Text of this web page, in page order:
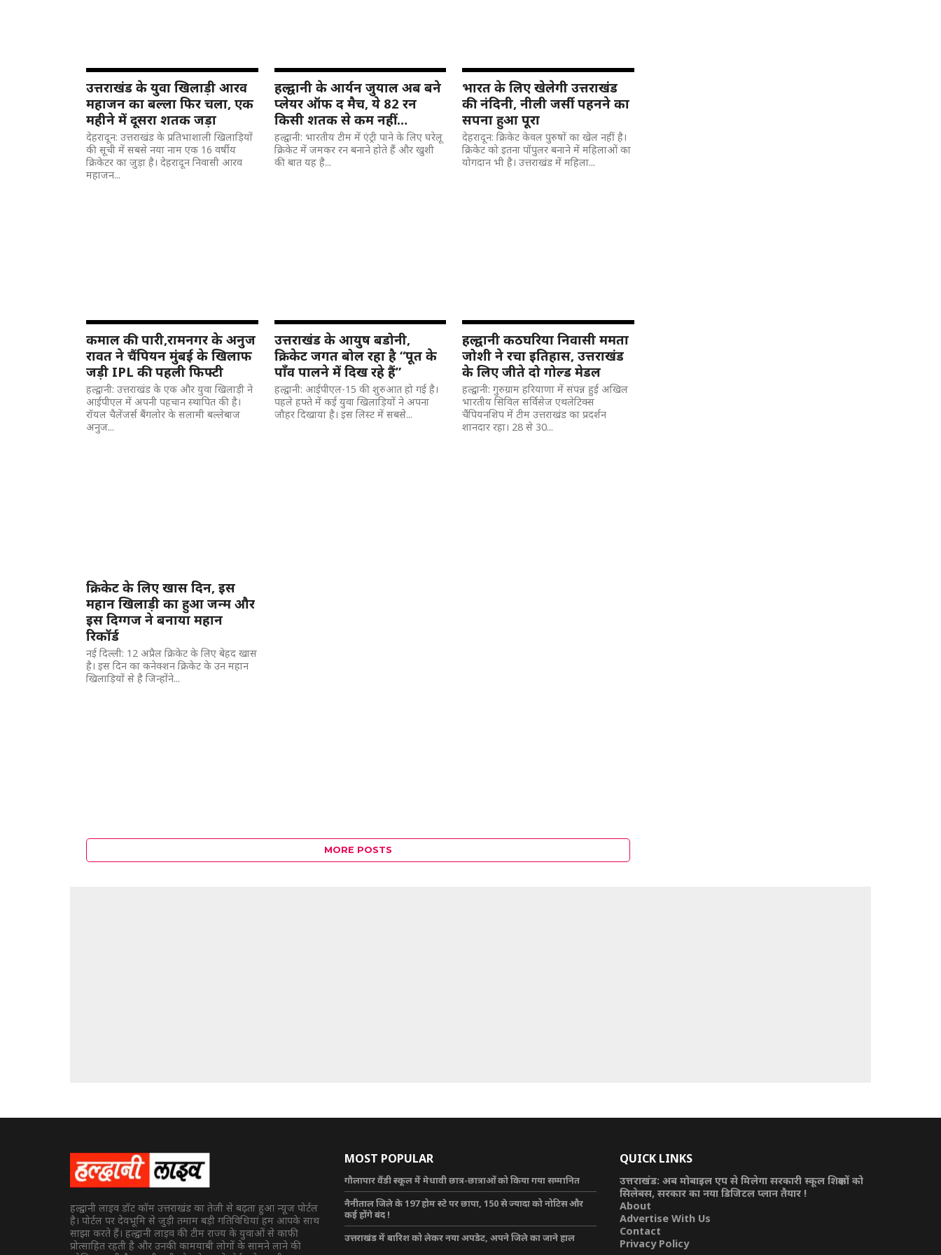
उत्तराखंड के युवा खिलाड़ी आरव
महाजन का बल्ला फिर चला, एक
महीने में दूसरा शतक जड़ा
देहरादून: उत्तराखंड के प्रतिभाशाली खिलाड़ियों
की सूची में सबसे नया नाम एक 16 वर्षीय
क्रिकेटर का जुड़ा है। देहरादून निवासी आरव
महाजन...
हल्द्वानी के आर्यन जुयाल अब बने
प्लेयर ऑफ द मैच, ये 82 रन
किसी शतक से कम नहीं…
हल्द्वानी: भारतीय टीम में एंट्री पाने के लिए घरेलू
क्रिकेट में जमकर रन बनाने होते हैं और खुशी
की बात यह है...
भारत के लिए खेलेगी उत्तराखंड
की नंदिनी, नीली जर्सी पहनने का
सपना हुआ पूरा
देहरादून: क्रिकेट केवल पुरुषों का खेल नहीं है।
क्रिकेट को इतना पॉपुलर बनाने में महिलाओं का
योगदान भी है। उत्तराखंड में महिला...
कमाल की पारी,रामनगर के अनुज
रावत ने चैंपियन मुंबई के खिलाफ
जड़ी IPL की पहली फिफ्टी
हल्द्वानी: उत्तराखंड के एक और युवा खिलाड़ी ने
आईपीएल में अपनी पहचान स्थापित की है।
रॉयल चैलेंजर्स बैंगलोर के सलामी बल्लेबाज
अनुज...
उत्तराखंड के आयुष बडोनी,
क्रिकेट जगत बोल रहा है “पूत के
पाँव पालने में दिख रहे हैं”
हल्द्वानी: आईपीएल-15 की शुरुआत हो गई है।
पहले हफ्ते में कई युवा खिलाड़ियों ने अपना
जौहर दिखाया है। इस लिस्ट में सबसे...
हल्द्वानी कठघरिया निवासी ममता
जोशी ने रचा इतिहास, उत्तराखंड
के लिए जीते दो गोल्ड मेडल
हल्द्वानी: गुरुग्राम हरियाणा में संपन्न हुई अखिल
भारतीय सिविल सर्विसेज एथलेटिक्स
चैंपियनशिप में टीम उत्तराखंड का प्रदर्शन
शानदार रहा। 28 से 30...
क्रिकेट के लिए खास दिन, इस
महान खिलाड़ी का हुआ जन्म और
इस दिग्गज ने बनाया महान
रिकॉर्ड
नई दिल्ली: 12 अप्रैल क्रिकेट के लिए बेहद खास
है। इस दिन का कनेक्शन क्रिकेट के उन महान
खिलाड़ियों से है जिन्होंने...
MORE POSTS
हल्द्वानी लाइव डॉट कॉम उत्तराखंड का तेजी से बढ़ता हुआ न्यूज पोर्टल
है। पोर्टल पर देवभूमि से जुड़ी तमाम बड़ी गतिविधियां हम आपके साथ
साझा करते हैं। हल्द्वानी लाइव की टीम राज्य के युवाओं से काफी
प्रोत्साहित रहती है और उनकी कामयाबी लोगों के सामने लाने की
MOST POPULAR
गौलापार वैंडी स्कूल में मेधावी छात्र-छात्राओं को किया गया सम्मानित
नैनीताल जिले के 197 होम स्टे पर छापा, 150 से ज्यादा को नोटिस और
कई होंगे बंद !
उत्तराखंड में बारिश को लेकर नया अपडेट, अपने जिले का जाने हाल
QUICK LINKS
उत्तराखंड: अब मोबाइल एप से मिलेगा सरकारी स्कूल शिक्षकों को
सिलेबस, सरकार का नया डिजिटल प्लान तैयार !
About
Advertise With Us
Contact
Privacy Policy